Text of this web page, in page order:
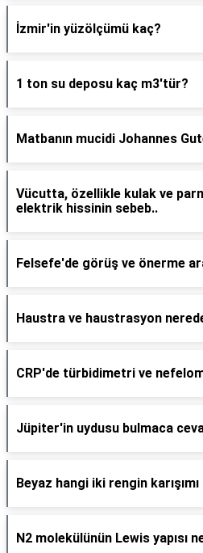
İzmir'in yüzölçümü kaç?
1 ton su deposu kaç m3'tür?
Matbanın mucidi Johannes
Vücutta, özellikle kulak ve
elektrik hissinin sebeb..
Felsefe'de görüş ve önerme
Haustra ve haustrasyon
CRP'de türbidimetri ve
Jüpiter'in uydusu bulmaca
Beyaz hangi iki rengin
N2 molekülünün Lewis yapısı